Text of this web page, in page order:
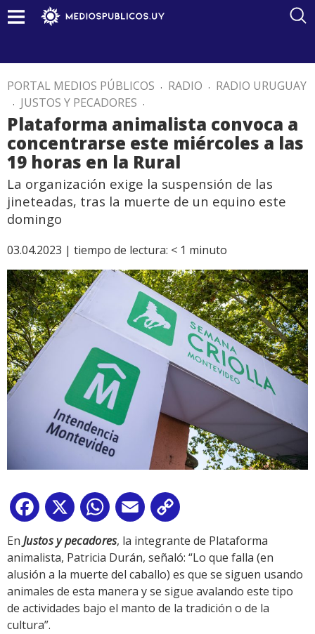
PORTAL MEDIOS PÚBLICOS . RADIO . RADIO URUGUAY
. JUSTOS Y PECADORES .
Plataforma animalista convoca a
concentrarse este miércoles a las
19 horas en la Rural
La organización exige la suspensión de las
jineteadas, tras la muerte de un equino este
domingo
03.04.2023 | tiempo de lectura: < 1 minuto
Facebook
X WhatsApp
Email
Link
En Justos y pecadores, la integrante de Plataforma
animalista, Patricia Durán, señaló: “Lo que falla (en
alusión a la muerte del caballo) es que se siguen usando
animales de esta manera y se sigue avalando este tipo
de actividades bajo el manto de la tradición o de la
cultura”.